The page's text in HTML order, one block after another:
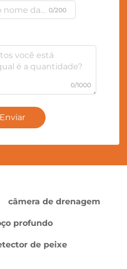
0/200
0/1000
Enviar
câmera de drenagem
profundo
de peixe